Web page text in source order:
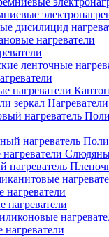
дисилицид
нагреватели
нагреватели
нагреватели